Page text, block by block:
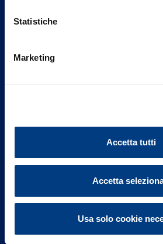
Statistiche
Marketing
Accetta tutti
Accetta
Usa solo cookie
Vittoria Assicurazioni S.p.A.
Part. IVA 01329510158
FAQ
Altre informazioni